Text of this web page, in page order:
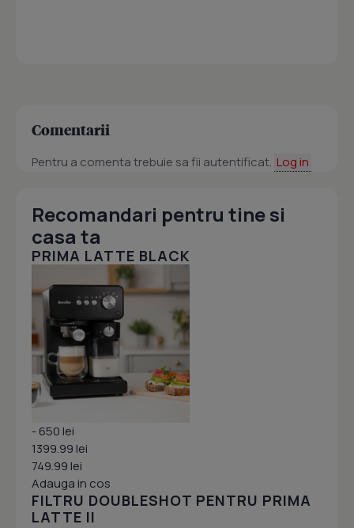
Comentarii
Pentru a comenta trebuie sa fii autentificat. Log in
Recomandari pentru tine si
casa ta
PRIMA LATTE BLACK
- 650 lei
1399.99 lei
749.99 lei
Adauga in cos
FILTRU DOUBLESHOT PENTRU PRIMA
LATTE II